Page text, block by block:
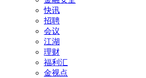
快讯
招聘
会议
江湖
理财
福利汇
金视点